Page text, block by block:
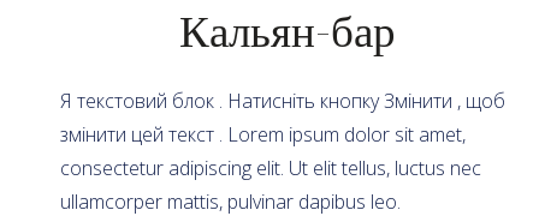
Кальян-бар
Я текстовий блок . Натисніть кнопку Змінити , щоб
змінити цей текст . Lorem ipsum dolor sit amet,
consectetur adipiscing elit. Ut elit tellus, luctus nec
ullamcorper mattis, pulvinar dapibus leo.